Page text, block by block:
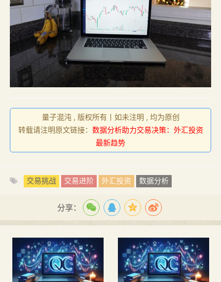
量子混沌 , 版权所有丨如未注明 , 均为原创
转载请注明原文链接： 数据分析助力交易决策：外汇投资
最新趋势
交易挑战 交易进阶 外汇投资 数据分析
分享：